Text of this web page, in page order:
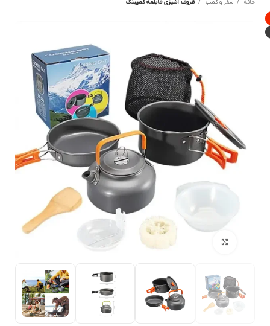
سفر و کمپ ظروف آشپزی قابلمه کمپینگ
بزرگنمایی تصویر